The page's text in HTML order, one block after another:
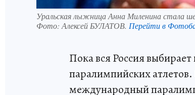
Уральская лыжница Анна Миленина стала
Фото: Алексей БУЛАТОВ. Перейти в
Пока вся Россия
паралимпийских
международный